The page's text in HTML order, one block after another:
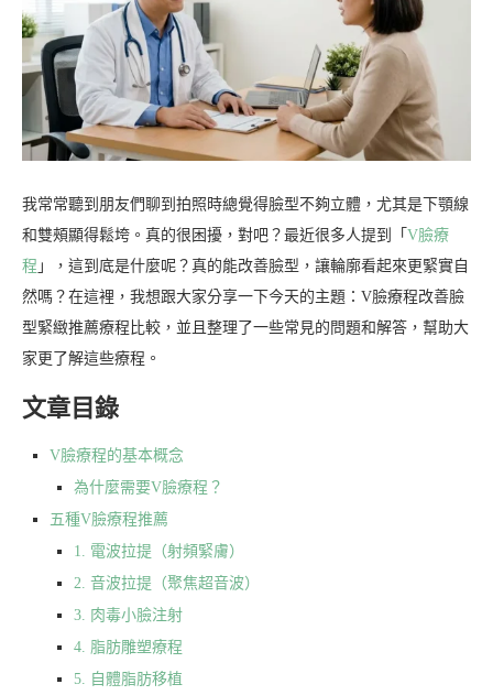
我常常聽到朋友們聊到拍照時總覺得臉型不夠立體，尤其是下顎線
和雙頰顯得鬆垮。真的很困擾，對吧？最近很多人提到「 V臉療
程 」，這到底是什麼呢？真的能改善臉型，讓輪廓看起來更緊實自
然嗎？在這裡，我想跟大家分享一下今天的主題：V臉療程改善臉
型緊緻推薦療程比較，並且整理了一些常見的問題和解答，幫助大
家更了解這些療程。
文章目錄
V臉療程的基本概念
為什麼需要V臉療程？
五種V臉療程推薦
1. 電波拉提（射頻緊膚）
2. 音波拉提（聚焦超音波）
3. 肉毒小臉注射
4. 脂肪雕塑療程
5. 自體脂肪移植